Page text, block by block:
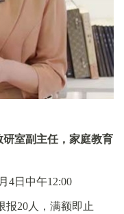
室副主任，家庭教育
4日中午12:00
报20人，满额即止